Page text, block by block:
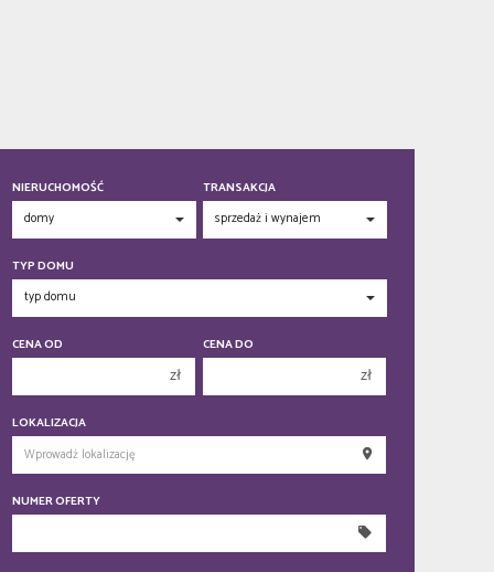
NIERUCHOMOŚĆ TRANSAKCJA
TYP DOMU
CENA OD
zł
250 000 zł
300 000 zł
CENA DO
zł
250 000 zł
300 000 zł
LOKALIZACJA
NUMER OFERTY